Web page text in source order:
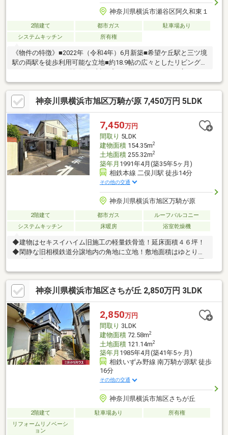
神奈川県横浜市瀬谷区阿久和東１
2階建て 都市ガス
駐車場あり
システムキッチン
所有権
《物件の特徴》■2022年（令和4年）6月新築■希望ケ丘駅と三ツ境
駅の両駅を徒歩利用可能な立地■約18.9帖の広々としたリビングダ
サイズ浴室■約4.4mの公道に接する整形地です■室内設備保証付き
（詳細お問合せください）
神奈川県横浜市旭区万騎が原 7,450万円 5LDK
7,450万円
間取り 5LDK
建物面積154.35m2
土地面積255.32m2
築年月 1991年4月(築35年5ヶ月)
相鉄本線 二俣川駅 徒歩14分
その他の交通
神奈川県横浜市旭区万騎が原
2階建て 都市ガス
ルーフバルコニー
システムキッチン
床暖房 浴室乾燥機
◆建物はセキスイハイム旧施工の軽量鉄骨造！延床面積４６坪！
◆閑静な旧相模鉄道分譲地内の角地に立地！敷地面積はゆとりの
７７坪！◆２０１２年、２０２０年、２０２６年にリフォーム履
歴有り！◆ＬＤＫはゆとりの２０帖超！床暖房完備！◆旅館のよ
うな趣のある和室と独立した洋室4部屋の大型５ＬＤＫ間取り！
◆四季の移ろいを感じられる広々とした南庭！◆スライド式カー
ゲート付きのカースペースは２台分＋αのスペースがあります
（車種による）◆セントラル式浄水システム「良水工房」完備！
室内の水は全て浄水！◆階段の蹴上高を低くしたバリアフリー仕
様！
神奈川県横浜市旭区さちが丘 2,850万円 3LDK
2,850万円
間取り 3LDK
建物面積72.58m2
土地面積121.14m2
築年月 1985年4月(築41年5ヶ月)
相鉄いずみ野線 南万騎が原駅 徒歩
16分
その他の交通
神奈川県横浜市旭区さちが丘
2階建て 駐車場あり
所有権
リフォームリノベーシ
ョン